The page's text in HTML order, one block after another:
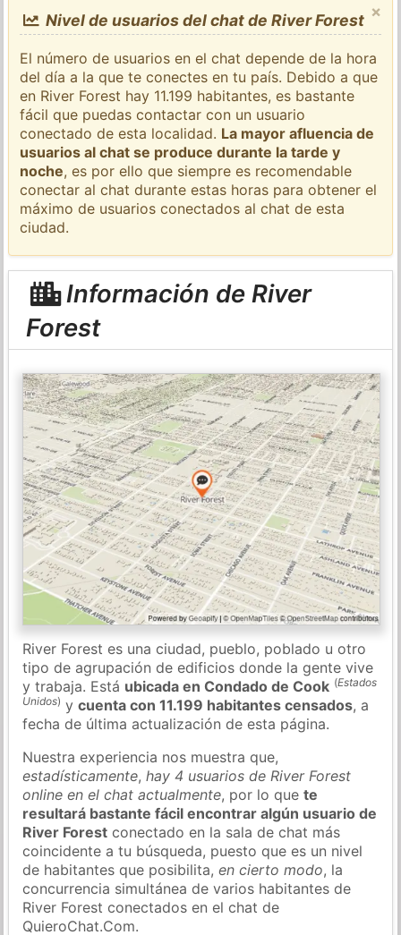
×
Nivel de usuarios del chat de River Forest
El número de usuarios en el chat depende de la hora
del día a la que te conectes en tu país. Debido a que
en River Forest hay 11.199 habitantes, es bastante
fácil que puedas contactar con un usuario
conectado de esta localidad. La mayor afluencia de
usuarios al chat se produce durante la tarde y
noche, es por ello que siempre es recomendable
conectar al chat durante estas horas para obtener el
máximo de usuarios conectados al chat de esta
ciudad.
Información de River
Forest
River Forest es una ciudad, pueblo, poblado u otro
tipo de agrupación de edificios donde la gente vive
y trabaja. Está ubicada en Condado de Cook (Estados
Unidos) ycuenta con 11.199 habitantes censados, a
fecha de última actualización de esta página.
Nuestra experiencia nos muestra que,
estadísticamente,hay 4 usuarios de River Forest
online en el chat actualmente, por lo quete
resultará bastante fácil encontrar algún usuario de
River Forest conectado en la sala de chat más
coincidente a tu búsqueda, puesto que es un nivel
de habitantes que posibilita,en cierto modo, la
concurrencia simultánea de varios habitantes de
River Forest conectados en el chat de
QuieroChat.Com.